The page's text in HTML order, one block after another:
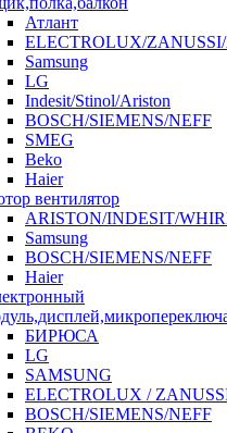
Атлант
ELECTROLUX/
Samsung
LG
Indesit/Stinol/Ariston
BOSCH/SIEMENS/NEFF
SMEG
Beko
Haier
вентилятор
ARISTON/INDESIT/
Samsung
BOSCH/SIEMENS/NEFF
Haier
БИРЮСА
LG
SAMSUNG
ELECTROLUX /
BOSCH/SIEMENS/NEFF